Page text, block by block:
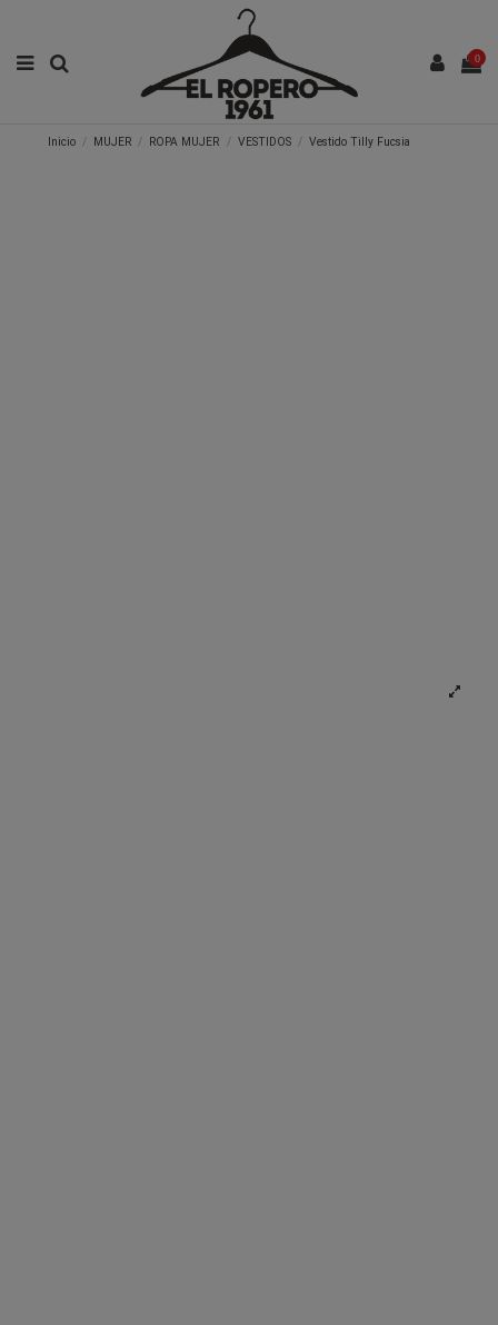
0
Inicio MUJER ROPA MUJER VESTIDOS Vestido Tilly Fucsia